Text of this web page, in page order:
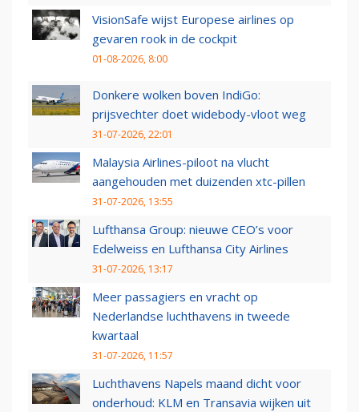
VisionSafe wijst Europese airlines op
gevaren rook in de cockpit
01-08-2026, 8:00
Donkere wolken boven IndiGo:
prijsvechter doet widebody-vloot weg
31-07-2026, 22:01
Malaysia Airlines-piloot na vlucht
aangehouden met duizenden xtc-pillen
31-07-2026, 13:55
Lufthansa Group: nieuwe CEO’s voor
Edelweiss en Lufthansa City Airlines
31-07-2026, 13:17
Meer passagiers en vracht op
Nederlandse luchthavens in tweede
kwartaal
31-07-2026, 11:57
Luchthavens Napels maand dicht voor
onderhoud: KLM en Transavia wijken uit